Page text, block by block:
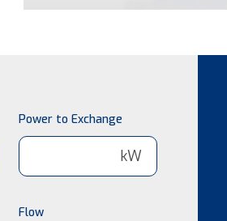
Power to Exchange
kW
Flow